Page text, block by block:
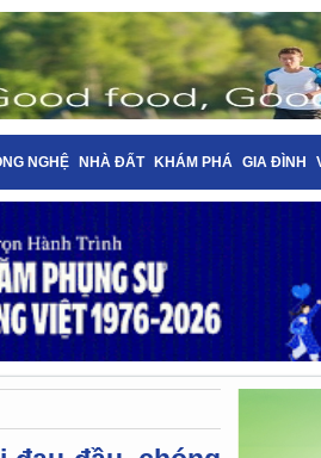
NGHỆ NHÀ ĐẤT KHÁM PHÁ GIA ĐÌNH